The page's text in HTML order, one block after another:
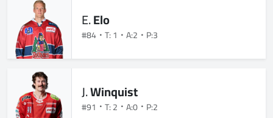
E.Elo
#84 T: 1 A:2 P:3
J.Winquist
#91 T: 2 A:0 P:2